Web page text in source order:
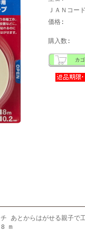
ＪＡＮコー
価格:
購入数:
あとからはがせる親子で
m